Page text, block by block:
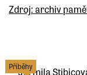
Příběhy